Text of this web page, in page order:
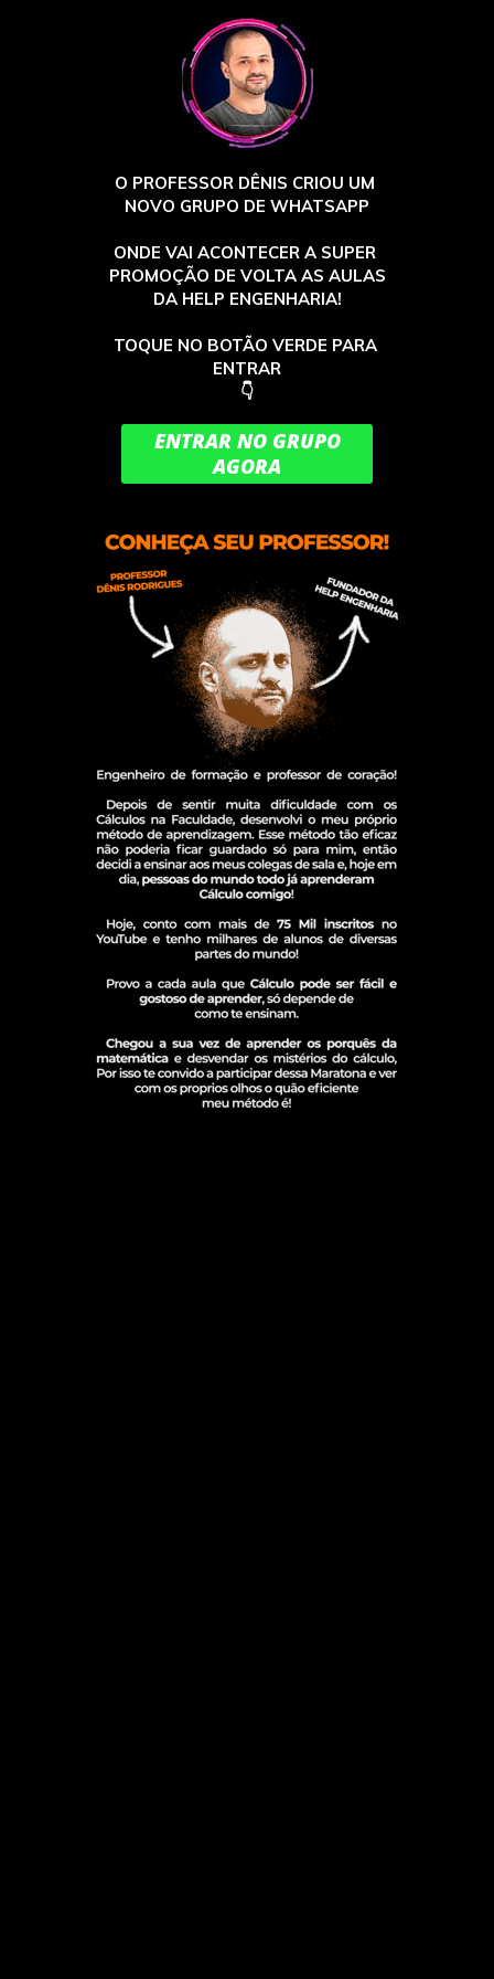
O PROFESSOR DÊNIS CRIOU UM
NOVO GRUPO DE WHATSAPP
ONDE VAI ACONTECER A SUPER
PROMOÇÃO DE VOLTA AS AULAS
DA HELP ENGENHARIA!
TOQUE NO BOTÃO VERDE PARA
ENTRAR
👇
ENTRAR NO GRUPO
AGORA